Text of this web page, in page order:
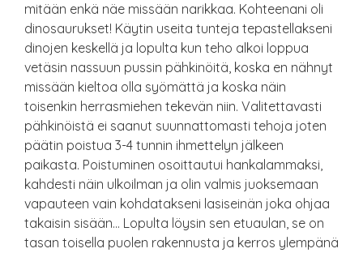
mitään enkä näe missään narikkaa. Kohteenani oli
dinosaurukset! Käytin useita tunteja tepastellakseni
dinojen keskellä ja lopulta kun teho alkoi loppua
vetäsin nassuun pussin pähkinöitä, koska en nähnyt
missään kieltoa olla syömättä ja koska näin
toisenkin herrasmiehen tekevän niin. Valitettavasti
pähkinöistä ei saanut suunnattomasti tehoja joten
päätin poistua 3-4 tunnin ihmettelyn jälkeen
paikasta. Poistuminen osoittautui hankalammaksi,
kahdesti näin ulkoilman ja olin valmis juoksemaan
vapauteen vain kohdatakseni lasiseinän joka ohjaa
takaisin sisään… Lopulta löysin sen etuaulan, se on
tasan toisella puolen rakennusta ja kerros ylempänä